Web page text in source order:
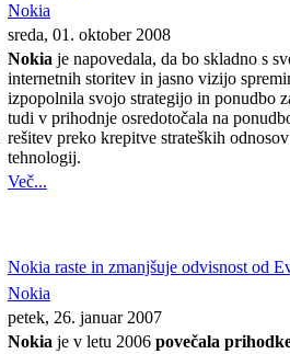
Nokia
sreda, 01. oktober 2008
Nokia je napovedala, da bo skladno s
internetnih storitev in jasno vizijo
izpopolnila svojo strategijo in ponudbo
tudi v prihodnje osredotočala na
rešitev preko krepitve strateških
tehnologij.
Več...
Nokia raste in zmanjšuje odvisnost od
Nokia
petek, 26. januar 2007
Nokia je v letu 2006 povečala